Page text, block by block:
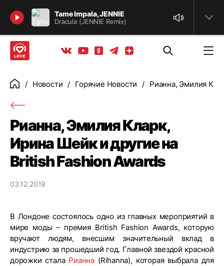
Tame Impala, JENNIE
Dracula (JENNIE Remix)
Найти
Вконтакте
YoutubeОдноклассники
ТелеграмЯндекс дзен
ГлавнаяНовости Горячие Новости Рианна, Эмилия
Рианна, Эмилия Кларк,
Ирина Шейк и другие на
British Fashion Awards
03.12.2019
В Лондоне состоялось одно из главных мероприятий в
мире моды – премия British Fashion Awards, которую
вручают людям, внесшим значительный вклад в
индустрию за прошедший год. Главной звездой красной
дорожки стала Рианна (Rihanna), которая выбрала для